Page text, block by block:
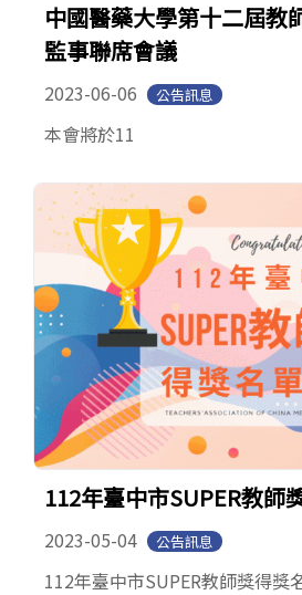
中國醫藥大學第十二屆教
監事聯席會議
2023-06-06 公告訊息
本會將於11
112年臺中市SUPER教師
2023-05-04 公告訊息
112年臺中市SUPER教師獎得獎